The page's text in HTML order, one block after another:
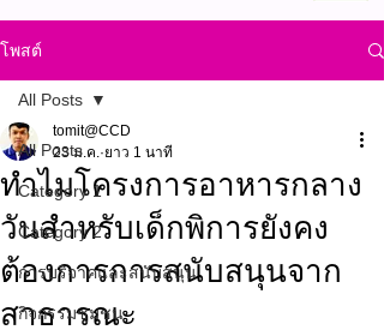
โพสต์
All Posts
Category 1
Category 2
การบริจาคและสนับสนุน
กิจกรรมชุมชน
All Posts
ทำไมโครงการอาหารกลาง
วันสำหรับเด็กพิการยังคง
ต้องการการสนับสนุนจาก
สาธารณะ
tomit@CCD
23 ม.ค. ยาว 1 นาที